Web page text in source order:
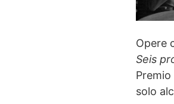
Opere
Seis
solo